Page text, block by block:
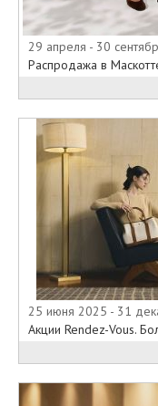
29 апреля - 30
Распродажа в
25 июня 2025 - 31
Акции Rendez-Vous.